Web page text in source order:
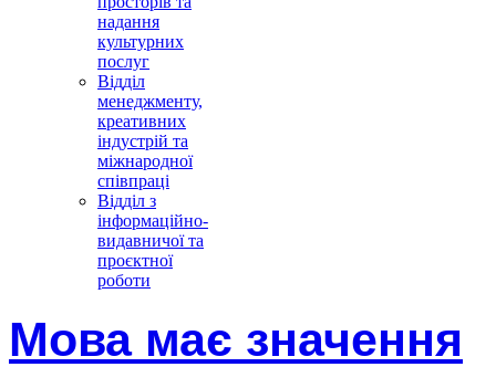
надання
культурних
послуг
Відділ
менеджменту,
креативних
індустрій та
міжнародної
співпраці
Відділ з
інформаційно-
видавничої та
проєктної
роботи
Мова має значення